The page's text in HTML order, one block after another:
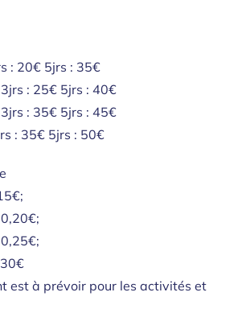
: 20€ 5jrs : 35€
: 25€ 5jrs : 40€
: 35€ 5jrs : 45€
: 35€ 5jrs : 50€
est à prévoir pour les activités et